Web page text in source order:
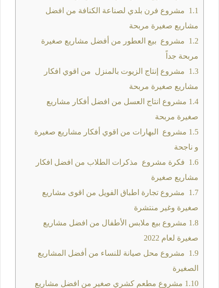
1.1 مشروع فرن بلدي لصناعة الكنافة من افضل
مشاريع صغيرة مربحة
1.2 مشروع بيع العطور من أفضل مشاريع صغيرة
مربحة جداً
1.3 مشروع إنتاج الزيوت بالمنزل من اقوي افكار
مشاريع صغيرة مربحة
1.4 مشروع انتاج العسل من افضل أفكار مشاريع
صغيرة مربحة
1.5 مشروع البهارات من اقوي أفكار مشاريع صغيرة
و ناجحة
1.6 فكرة مشروع مذكرات الطلاب من افضل افكار
مشاريع صغيرة
1.7 مشروع تجارة اطباق الفويل من اقوى مشاريع
صغيرة وغير منتشرة
1.8 مشروع بيع ملابس الأطفال من افضل مشاريع
صغيرة لعام 2022
1.9 مشروع محل صيانة للنساء من أفضل المشاريع
الصغيرة
1.10 مشروع مطعم كشري صغير من افضل مشاريع